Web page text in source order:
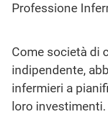
Professione
Come società di
indipendente,
infermieri a
loro investimenti.